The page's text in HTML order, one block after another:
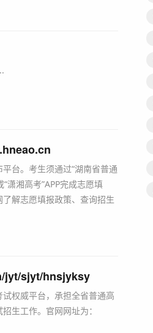
台。考生须通过“湖南省普通
潇湘高考”APP完成志愿填
解志愿填报政策、查询招生
jyt/sjyt/hnsjyksy
权威平台，承担全省普通高
生工作。官网网址为：